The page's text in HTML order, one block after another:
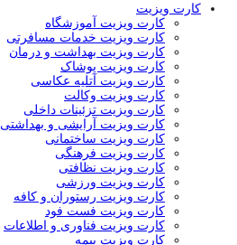
کارت ویزیت
کارت ویزیت آموزشگاه
کارت ویزیت خدمات مسافرتی
کارت ویزیت بهداشت و درمان
کارت ویزیت پوشاک
کارت ویزیت آتلیه عکاسی
کارت ویزیت وکالت
کارت ویزیت تزئینات داخلی
کارت ویزیت آرایشی و بهداشتی
کارت ویزیت ساختمانی
کارت ویزیت فرهنگی
کارت ویزیت نظافتی
کارت ویزیت ورزشی
کارت ویزیت رستوران و کافه
کارت ویزیت فست فود
کارت ویزیت فناوری و اطلاعات
کارت ویزیت بیمه